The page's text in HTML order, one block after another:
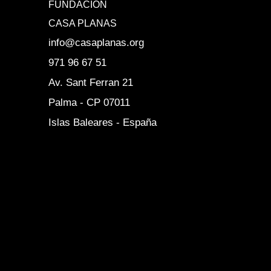
FUNDACIÓN
CASA PLANAS
info@casaplanas.org
971 96 67 51
Av. Sant Ferran 21
Palma - CP 07011
Islas Baleares - España